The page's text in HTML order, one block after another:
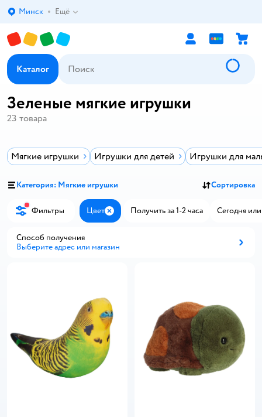
Выбор адреса доставки.
Минск Ещё
Каталог
Зеленые мягкие игрушки
23 товара
Мягкие игрушки Игрушки для детей Игрушки для
Категория: Мягкие игрушки Сортировка
Фильтры Цвет ЗакрытьПолучить за 1-2 часа Сегодня или
Способ получения
Выберите адрес или магазин